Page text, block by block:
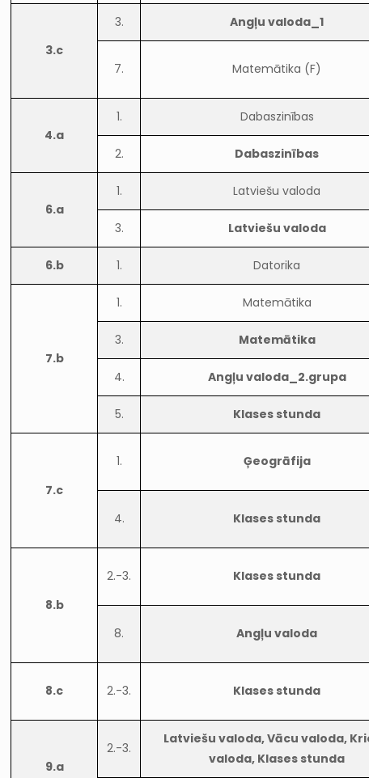
3.c
3. Angļu valoda_1
7. Matemātika (F)
4.a
1. Dabaszinības
2. Dabaszinības
6.a
1. Latviešu valoda
3. Latviešu valoda
6.b 1. Datorika
7.b
1. Matemātika
3. Matemātika
4. Angļu valoda_2.grupa
5. Klases stunda
7.c
1. Ģeogrāfija
4. Klases stunda
8.b
2.-3. Klases stunda
8. Angļu valoda
8.c 2.-3. Klases stunda
9.a
2.-3.
Latviešu valoda, Vācu valoda,
valoda, Klases stunda